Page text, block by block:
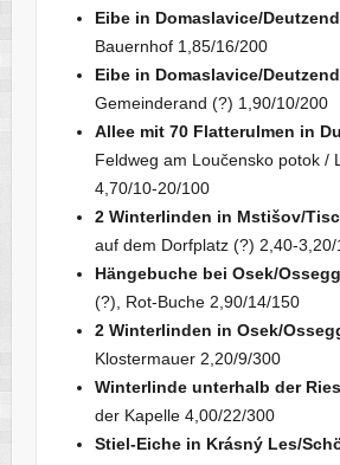
Eibe in Domaslavice/
Bauernhof 1,85/16/200
Eibe in Domaslavice/
Gemeinderand (?) 1,90/10/200
Allee mit 70 Flatterulmen in
Feldweg am Loučensko potok /
4,70/10-20/100
2 Winterlinden in Mstišov/
auf dem Dorfplatz (?) 2,40-
Hängebuche bei Osek/Ossegg
(?), Rot-Buche 2,90/14/150
2 Winterlinden in Osek/
Klostermauer 2,20/9/300
Winterlinde unterhalb der
der Kapelle 4,00/22/300
Stiel-Eiche in Krásný Les/